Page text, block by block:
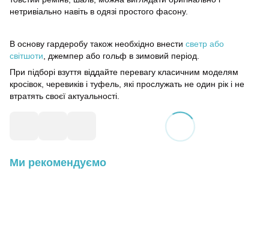
нетривіально навіть в одязі простого фасону.
В основу гардеробу також необхідно внести светр або
світшоти , джемпер або гольф в зимовий період.
При підборі взуття віддайте перевагу класичним моделям
кросівок, черевиків і туфель, які прослужать не один рік і не
втратять своєї актуальності.
Ми рекомендуємо